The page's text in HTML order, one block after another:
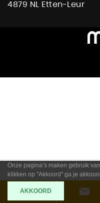
4879 NL Etten-Leur
Onze pagina’s maken gebruik
klikken op "Akkoord" ga je
AKKOORD